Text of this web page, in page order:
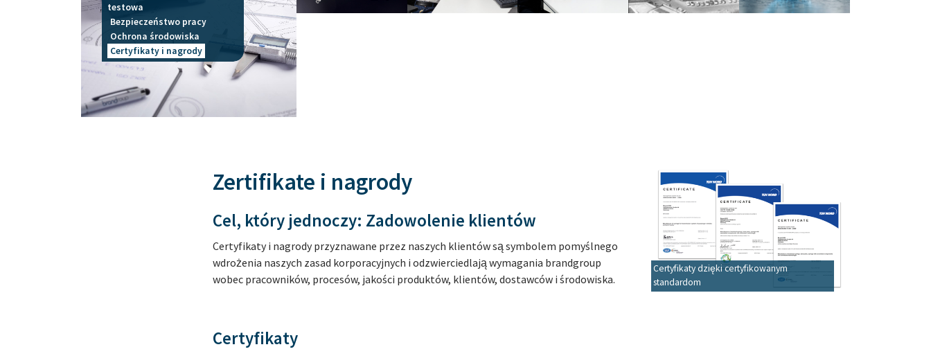
testowa
Bezpieczeństwo pracy
Ochrona środowiska
Certyfikaty i nagrody
Zertifikate i nagrody
Cel, który jednoczy: Zadowolenie klientów
Certyfikaty i nagrody przyznawane przez naszych klientów są symbolem pomyślnego
wdrożenia naszych zasad korporacyjnych i odzwierciedlają wymagania brandgroup
wobec pracowników, procesów, jakości produktów, klientów, dostawców i środowiska.
Certyfikaty
Certyfikaty dzięki certyfikowanym
standardom